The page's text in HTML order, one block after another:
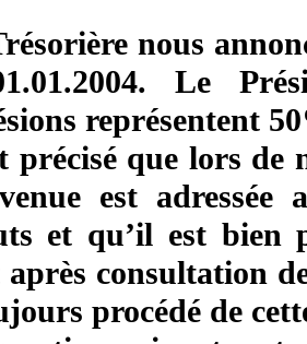
nous
Le
représentent
précisé que lors de
est
et qu’il est bien
après consultation
procédé de